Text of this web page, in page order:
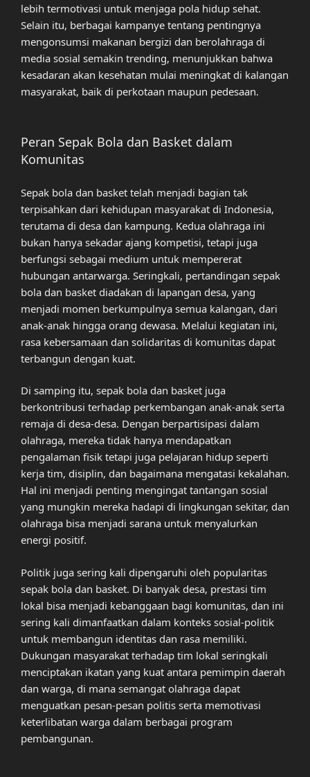
lebih termotivasi untuk menjaga pola hidup sehat.
Selain itu, berbagai kampanye tentang pentingnya
mengonsumsi makanan bergizi dan berolahraga di
media sosial semakin trending, menunjukkan bahwa
kesadaran akan kesehatan mulai meningkat di kalangan
masyarakat, baik di perkotaan maupun pedesaan.
Peran Sepak Bola dan Basket dalam
Komunitas
Sepak bola dan basket telah menjadi bagian tak
terpisahkan dari kehidupan masyarakat di Indonesia,
terutama di desa dan kampung. Kedua olahraga ini
bukan hanya sekadar ajang kompetisi, tetapi juga
berfungsi sebagai medium untuk mempererat
hubungan antarwarga. Seringkali, pertandingan sepak
bola dan basket diadakan di lapangan desa, yang
menjadi momen berkumpulnya semua kalangan, dari
anak-anak hingga orang dewasa. Melalui kegiatan ini,
rasa kebersamaan dan solidaritas di komunitas dapat
terbangun dengan kuat.
Di samping itu, sepak bola dan basket juga
berkontribusi terhadap perkembangan anak-anak serta
remaja di desa-desa. Dengan berpartisipasi dalam
olahraga, mereka tidak hanya mendapatkan
pengalaman fisik tetapi juga pelajaran hidup seperti
kerja tim, disiplin, dan bagaimana mengatasi kekalahan.
Hal ini menjadi penting mengingat tantangan sosial
yang mungkin mereka hadapi di lingkungan sekitar, dan
olahraga bisa menjadi sarana untuk menyalurkan
energi positif.
Politik juga sering kali dipengaruhi oleh popularitas
sepak bola dan basket. Di banyak desa, prestasi tim
lokal bisa menjadi kebanggaan bagi komunitas, dan ini
sering kali dimanfaatkan dalam konteks sosial-politik
untuk membangun identitas dan rasa memiliki.
Dukungan masyarakat terhadap tim lokal seringkali
menciptakan ikatan yang kuat antara pemimpin daerah
dan warga, di mana semangat olahraga dapat
menguatkan pesan-pesan politis serta memotivasi
keterlibatan warga dalam berbagai program
pembangunan.